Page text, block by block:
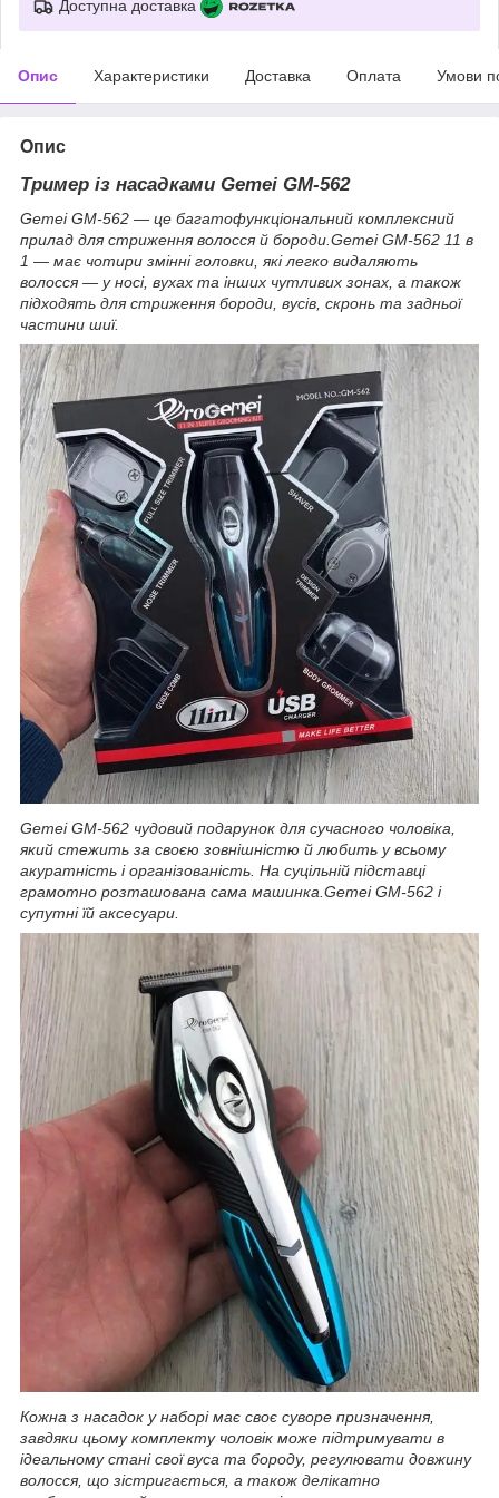
Доступна доставка
Опис Характеристики Доставка Оплата Умови
Опис
Тример із насадками Gemei GM-562
Gemei GM-562 — це багатофункціональний комплексний
прилад для стриження волосся й бороди.Gemei GM-562 11 в
1 — має чотири змінні головки, які легко видаляють
волосся — у носі, вухах та інших чутливих зонах, а також
підходять для стриження бороди, вусів, скронь та задньої
частини шиї.
Gemei GM-562 чудовий подарунок для сучасного чоловіка,
який стежить за своєю зовнішністю й любить у всьому
акуратність і організованість. На суцільній підставці
грамотно розташована сама машинка.Gemei GM-562 і
супутні їй аксесуари.
Кожна з насадок у наборі має своє суворе призначення,
завдяки цьому комплекту чоловік може підтримувати в
ідеальному стані свої вуса та бороду, регулювати довжину
волосся, що зістригається, а також делікатно